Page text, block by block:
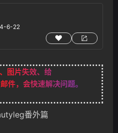
6-22
、图片失效、给
件，会快速解决问题。
番外篇